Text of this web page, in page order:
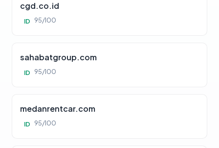
cgd.co.id
ID 95/100
sahabatgroup.com
ID 95/100
medanrentcar.com
ID 95/100